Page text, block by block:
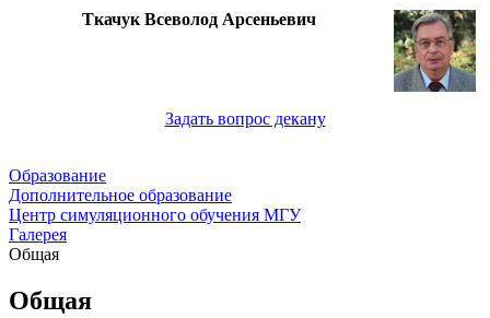
Ткачук Всеволод Арсеньевич
Задать вопрос декану
Образование
Дополнительное образование
Центр симуляционного обучения МГУ
Галерея
Общая
Общая